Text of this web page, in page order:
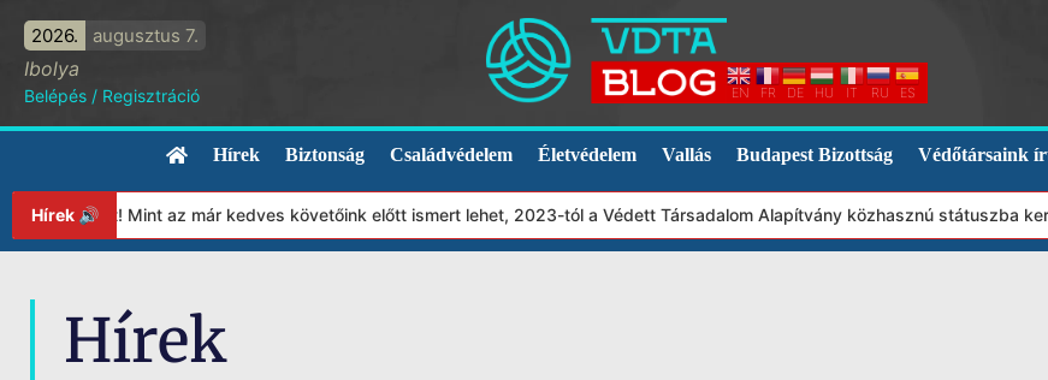
2026. augusztus 7.
Ibolya
Belépés / Regisztráció EN FR DE HU IT RU ES
Hírek Biztonság Családvédelem Életvédelem Vallás Budapest Bizottság Védőtársaink
Hírek 🔊Mint az már kedves követőink előtt ismert lehet, 2023-tól a Védett Társadalom Alapítvány közhasznú státuszba
Hírek